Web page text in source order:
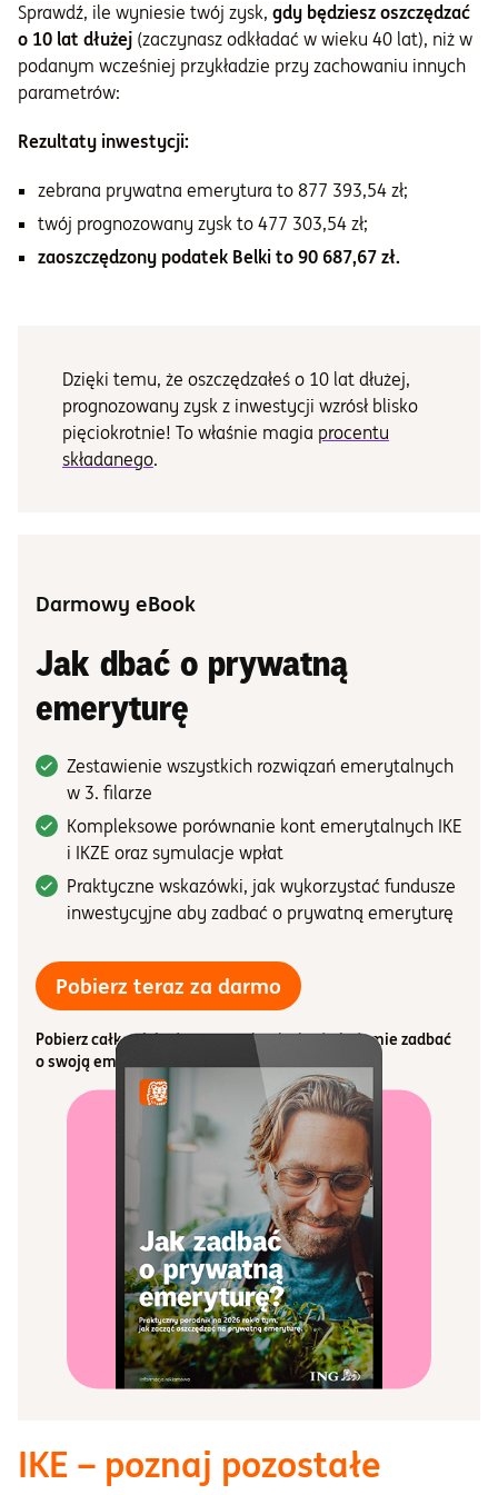
Sprawdź, ile wyniesie twój zysk, gdy będziesz oszczędzać
o 10 lat dłużej (zaczynasz odkładać w wieku 40 lat), niż w
podanym wcześniej przykładzie przy zachowaniu innych
parametrów:
Rezultaty inwestycji:
zebrana prywatna emerytura to 877 393,54 zł;
twój prognozowany zysk to 477 303,54 zł;
zaoszczędzony podatek Belki to 90 687,67 zł.
Dzięki temu, że oszczędzałeś o 10 lat dłużej,
prognozowany zysk z inwestycji wzrósł blisko
pięciokrotnie! To właśnie magia procentu
składanego.
Darmowy eBook
Jak dbać o prywatną
emeryturę
Zestawienie wszystkich rozwiązań emerytalnych
w 3. filarze
Kompleksowe porównanie kont emerytalnych IKE
i IKZE oraz symulacje wpłat
Praktyczne wskazówki, jak wykorzystać fundusze
inwestycyjne aby zadbać o prywatną emeryturę
Pobierz teraz za darmo darmowy ebook
Pobierz całkowicie darmowy ebook aby świadomie zadbać
o swoją emeryturę!
IKE – poznaj pozostałe